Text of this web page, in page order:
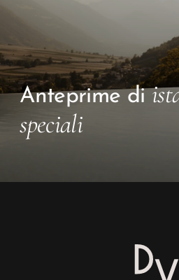
Anteprime di
speciali